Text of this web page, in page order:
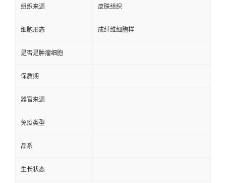
组织来源 皮肤组织
细胞形态 成纤维细胞样
是否是肿瘤细胞
保质期
器官来源
免疫类型
品系
生长状态